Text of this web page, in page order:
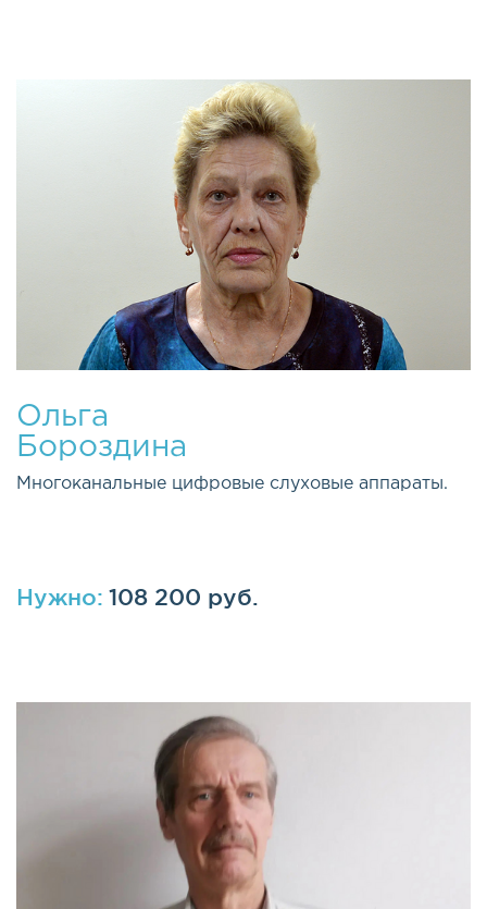
Ольга
Бороздина
Многоканальные цифровые слуховые аппараты.
Нужно: 108 200 руб.